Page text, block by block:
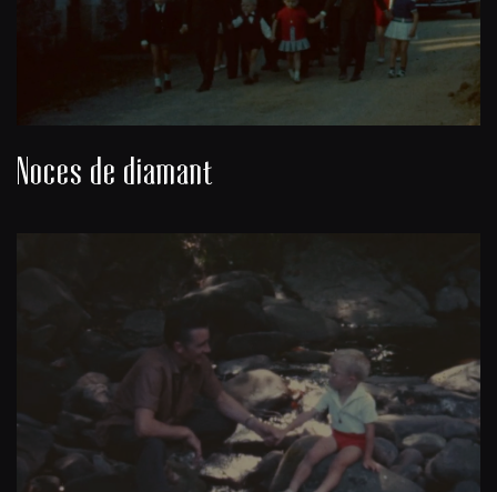
Noces de diamant